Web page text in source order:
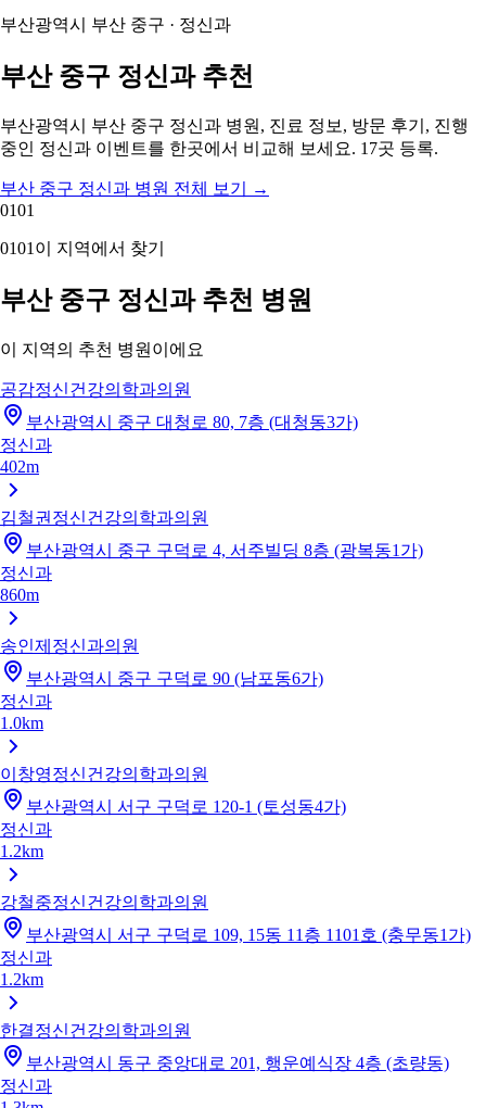
부산광역시 부산 중구 · 정신과
부산 중구 정신과 추천
부산광역시 부산 중구 정신과 병원, 진료 정보, 방문 후기, 진행
중인 정신과 이벤트를 한곳에서 비교해 보세요. 17곳 등록.
부산 중구 정신과 병원 전체 보기
→
0101
0101 이 지역에서 찾기
부산 중구 정신과 추천 병원
이 지역의 추천 병원이에요
공감정신건강의학과의원
부산광역시 중구 대청로 80, 7층 (대청동3가)
정신과
402m
김철권정신건강의학과의원
부산광역시 중구 구덕로 4, 서주빌딩 8층 (광복동1가)
정신과
860m
송인제정신과의원
부산광역시 중구 구덕로 90 (남포동6가)
정신과
1.0km
이창영정신건강의학과의원
부산광역시 서구 구덕로 120-1 (토성동4가)
정신과
1.2km
강철중정신건강의학과의원
부산광역시 서구 구덕로 109, 15동 11층 1101호 (충무동1가)
정신과
1.2km
한결정신건강의학과의원
부산광역시 동구 중앙대로 201, 행운예식장 4층 (초량동)
정신과